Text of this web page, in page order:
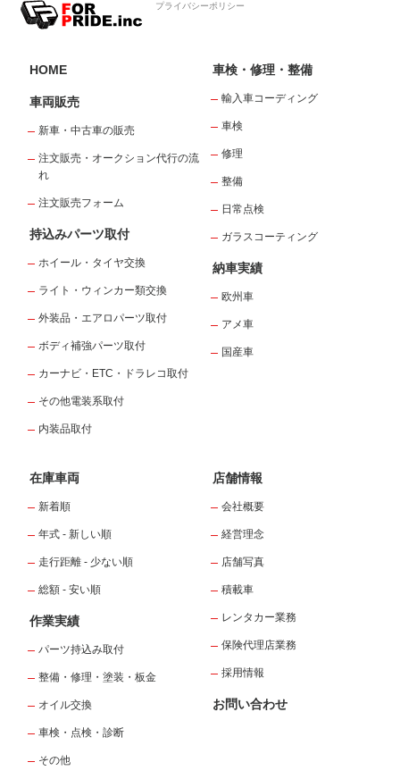
プライバシーポリシー
HOME
車両販売
新車・中古車の販売
注文販売・オークション代行の流
れ
注文販売フォーム
持込みパーツ取付
ホイール・タイヤ交換
ライト・ウィンカー類交換
外装品・エアロパーツ取付
ボディ補強パーツ取付
カーナビ・ETC・ドラレコ取付
その他電装系取付
内装品取付
車検・修理・整備
輸入車コーディング
車検
修理
整備
日常点検
ガラスコーティング
納車実績
欧州車
アメ車
国産車
在庫車両
新着順
年式 - 新しい順
走行距離 - 少ない順
総額 - 安い順
作業実績
パーツ持込み取付
整備・修理・塗装・板金
オイル交換
車検・点検・診断
その他
店舗情報
会社概要
経営理念
店舗写真
積載車
レンタカー業務
保険代理店業務
採用情報
お問い合わせ